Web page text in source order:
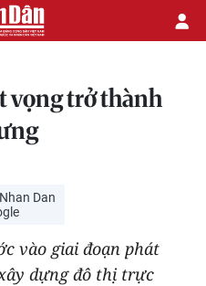
vọng trở thành
Dan
vào giai đoạn phát
dựng đô thị trực